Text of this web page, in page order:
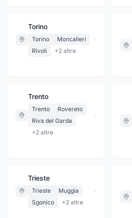
Torino
Torino
Moncalieri
Rivoli
+2 altre
Trento
Trento
Rovereto
Riva del Garda
+2 altre
Trieste
Trieste
Muggia
Sgonico
+2 altre